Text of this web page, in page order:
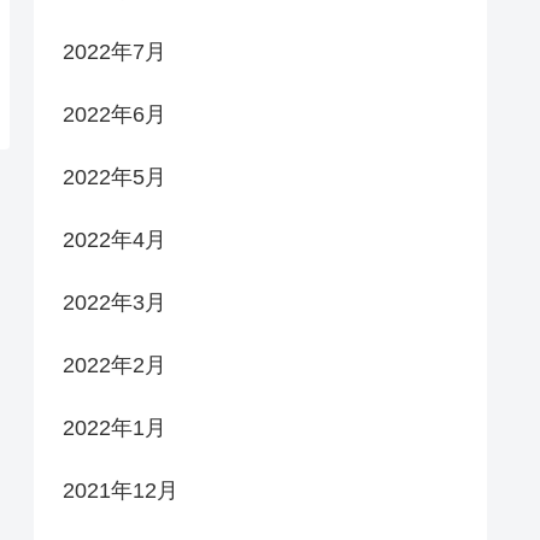
2022年7月
2022年6月
2022年5月
2022年4月
2022年3月
2022年2月
2022年1月
2021年12月